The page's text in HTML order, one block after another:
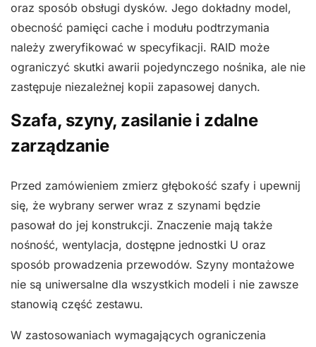
oraz sposób obsługi dysków. Jego dokładny model,
obecność pamięci cache i modułu podtrzymania
należy zweryfikować w specyfikacji. RAID może
ograniczyć skutki awarii pojedynczego nośnika, ale nie
zastępuje niezależnej kopii zapasowej danych.
Szafa, szyny, zasilanie i zdalne
zarządzanie
Przed zamówieniem zmierz głębokość szafy i upewnij
się, że wybrany serwer wraz z szynami będzie
pasował do jej konstrukcji. Znaczenie mają także
nośność, wentylacja, dostępne jednostki U oraz
sposób prowadzenia przewodów. Szyny montażowe
nie są uniwersalne dla wszystkich modeli i nie zawsze
stanowią część zestawu.
W zastosowaniach wymagających ograniczenia